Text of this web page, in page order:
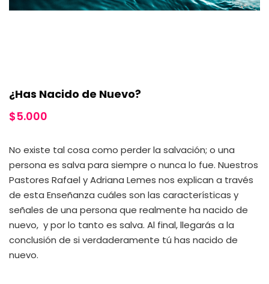
¿Has Nacido de Nuevo?
$5.000
No existe tal cosa como perder la salvación; o una
persona es salva para siempre o nunca lo fue. Nuestros
Pastores Rafael y Adriana Lemes nos explican a través
de esta Enseñanza cuáles son las características y
señales de una persona que realmente ha nacido de
nuevo, y por lo tanto es salva. Al final, llegarás a la
conclusión de si verdaderamente tú has nacido de
nuevo.